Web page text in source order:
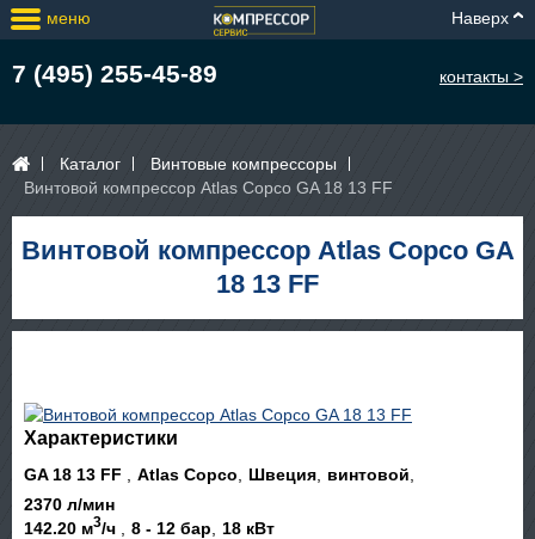
меню Наверх
7 (495) 255-45-89 контакты >
Каталог
Винтовые компрессоры
Винтовой компрессор Atlas Copco GA 18 13 FF
Винтовой компрессор Atlas Copco GA
18 13 FF
Характеристики
GA 18 13 FF Atlas Copco Швеция
винтовой
2370 л/мин
142.20 м3/ч 8 - 12 бар 18 кВт